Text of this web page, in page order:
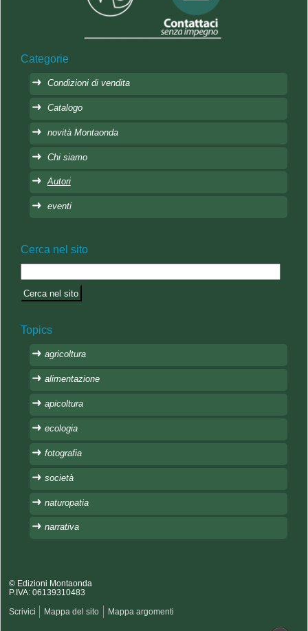
Categorie
Condizioni di vendita
Catalogo
novità Montaonda
Chi siamo
Autori
eventi
Cerca nel sito
Topics
agricoltura
alimentazione
apicoltura
ecologia
fotografia
società
naturopatia
narrativa
© Edizioni Montaonda
P.IVA: 06139310483
Scrivici Mappa del sito Mappa argomenti